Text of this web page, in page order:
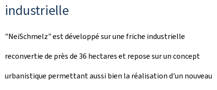
industrielle
"NeiSchmelz" est développé sur une friche industrielle
reconvertie de près de 36 hectares et repose sur un concept
urbanistique permettant aussi bien la réalisation d'un nouveau